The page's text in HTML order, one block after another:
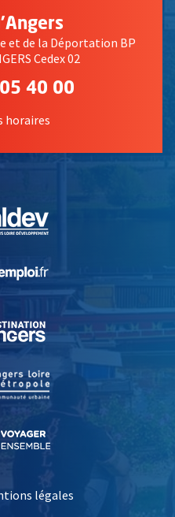
et de la Déportation BP
Cedex 02
40 00
horaires
, Ouvre une nouvelle
, Ouvre une nouvelle
légales